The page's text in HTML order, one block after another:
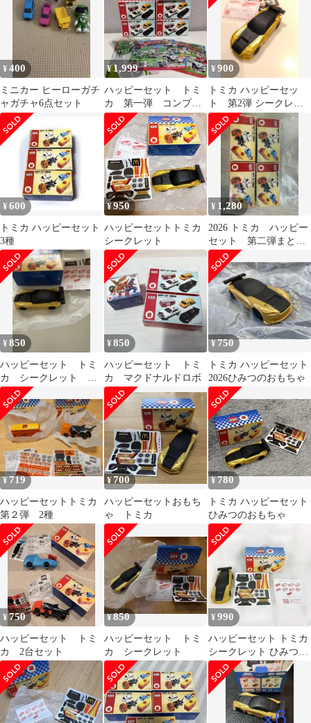
¥400
ミニカー ヒーローガチ
ャガチャ6点セット
¥1,999
ハッピーセット トミ
カ 第一弾 コンプリ
ート DVD付き
¥900
トミカ ハッピーセッ
ト 第2弾 シークレッ
ト ひみつのおもちゃ
¥ 600
トミカ ハッピーセット
3種
¥950
ハッピーセットトミカ
シークレット
¥ 1,280
2026 トミカ ハッピー
セット 第二弾まとめ
売り
¥850
ハッピーセット トミ
カ シークレット ひ
みつのおもちゃ
¥850
ハッピーセット トミ
カ マクドナルドロボ
¥750
トミカ ハッピーセット
2026ひみつのおもちゃ
¥719
ハッピーセットトミカ
第２弾 2種
¥700
ハッピーセットおもち
ゃ トミカ
¥780
トミカ ハッピーセット
ひみつのおもちゃ
¥750
ハッピーセット トミ
カ 2台セット
¥850
ハッピーセット トミ
カ シークレット
¥990
ハッピーセット トミカ
シークレット ひみつの
おもちゃ tomica